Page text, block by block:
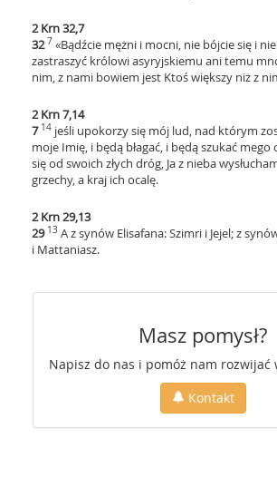
2 Krn 32,7
32 7 «Bądźcie mężni i mocni, nie bójcie się i
zastraszyć królowi asyryjskiemu ani temu
nim, z nami bowiem jest Ktoś większy niż z
2 Krn 7,14
714 jeśli upokorzy się mój lud, nad którym
moje Imię, i będą błagać, i będą szukać
się od swoich złych dróg, Ja z nieba
grzechy, a kraj ich ocalę.
2 Krn 29,13
2913 A z synów Elisafana: Szimri i Jejel; z
i Mattaniasz.
Masz pomysł?
Napisz do nas i pomóż nam rozwijać
Kontakt